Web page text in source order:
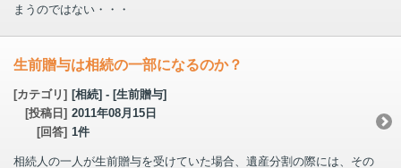
まうのではない・・・
生前贈与は相続の一部になるのか？
[カテゴリ] [相続] - [生前贈与]
[投稿日] 2011年08月15日
[回答] 1件
相続人の一人が生前贈与を受けていた場合、遺産分割の際には、その